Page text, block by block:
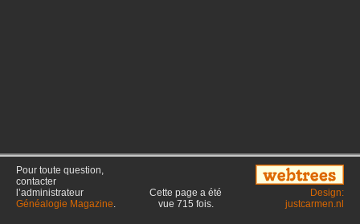
Pour toute question,
contacter
l’administrateur
Généalogie Magazine.
Cette page a été
vue 715 fois.
Design:
justcarmen.nl